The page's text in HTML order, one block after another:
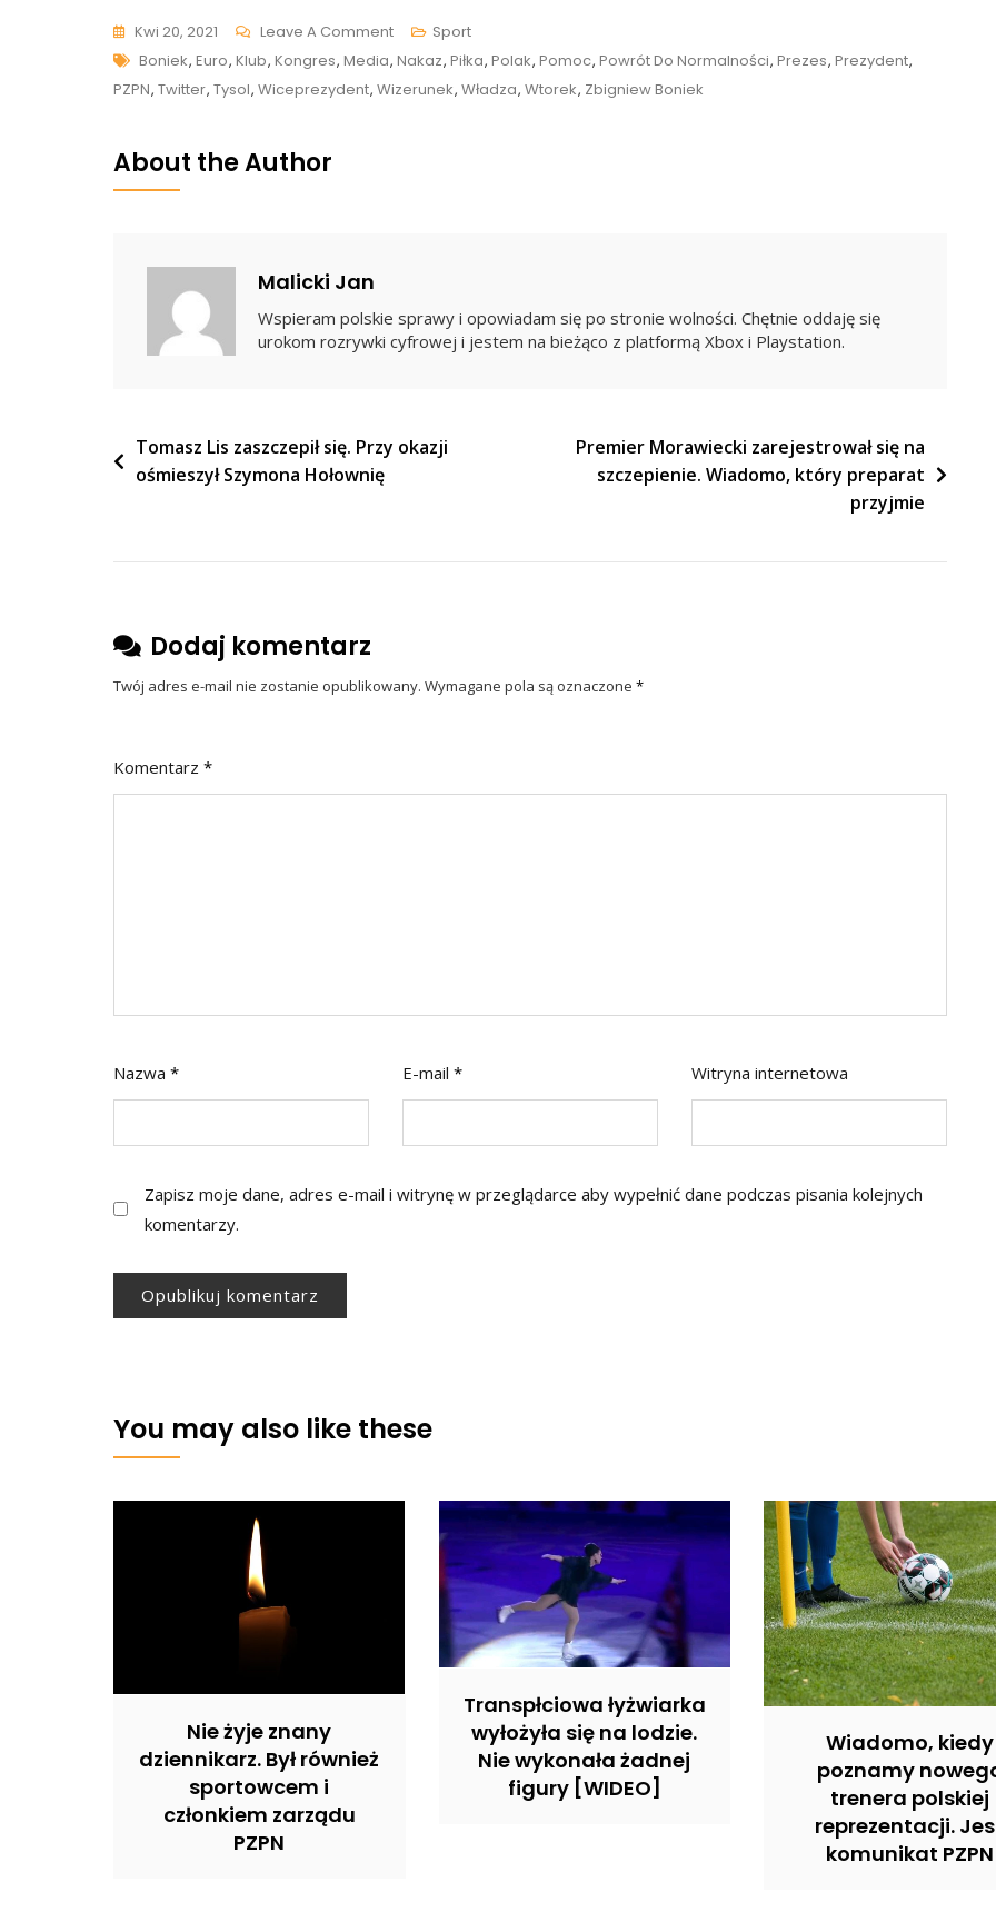
Kwi 20, 2021 Leave A CommentOn
Zbigniew
Boniek
Sport
Tags
Boniek, Euro, Klub, Kongres, Media, Nakaz, Piłka, Polak, Pomoc, Powrót Do Normalności, Prezes, Prezydent,
PZPN, Twitter, Tysol, Wiceprezydent, Wizerunek, Władza, Wtorek, Zbigniew Boniek
About the Author
Malicki Jan
Wspieram polskie sprawy i opowiadam się po stronie wolności. Chętnie oddaję się
urokom rozrywki cyfrowej i jestem na bieżąco z platformą Xbox i Playstation.
Nawigacja
wpisu
Tomasz Lis zaszczepił się. Przy okazji
ośmieszył Szymona Hołownię
Premier Morawiecki zarejestrował się na
szczepienie. Wiadomo, który preparat
przyjmie
Dodaj komentarz
Twój adres e-mail nie zostanie opublikowany. Wymagane pola są oznaczone *
Komentarz *
Nazwa * E-mail * Witryna internetowa
Zapisz moje dane, adres e-mail i witrynę w przeglądarce aby wypełnić dane podczas pisania kolejnych
komentarzy.
You may also like these
Nie żyje znany
dziennikarz. Był również
sportowcem i
członkiem zarządu
PZPN
Transpłciowa łyżwiarka
wyłożyła się na lodzie.
Nie wykonała żadnej
figury [WIDEO]
Wiadomo, kiedy
poznamy
trenera polskiej
reprezentacji.
komunikat PZPN